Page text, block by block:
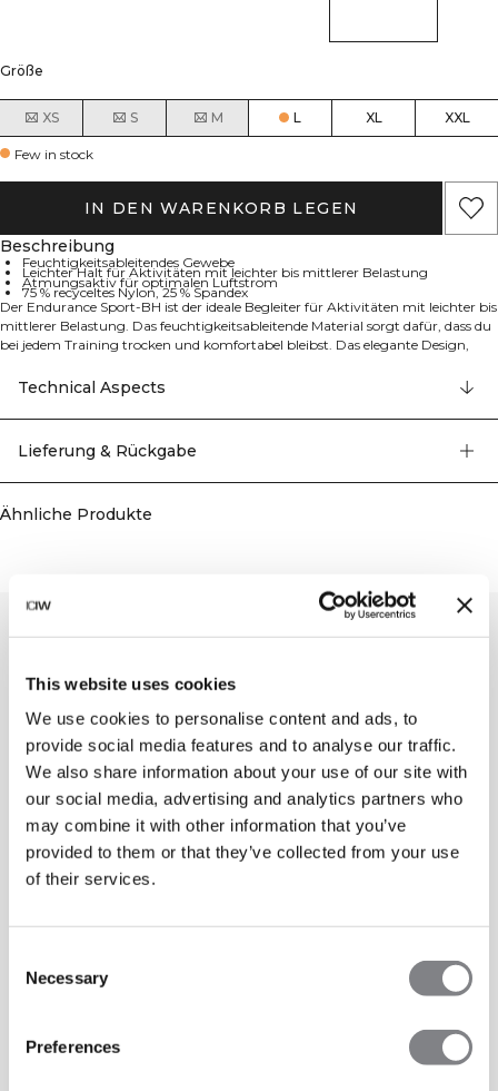
This website uses cookies
We use cookies to personalise content and ads, to
provide social media features and to analyse our traffic.
We also share information about your use of our site with
our social media, advertising and analytics partners who
may combine it with other information that you’ve
provided to them or that they’ve collected from your use
of their services.
Selection
Necessary
Preferences
Größe
XS S M L XL XXL
Few in stock
IN DEN WARENKORB LEGEN
Beschreibung
Feuchtigkeitsableitendes Gewebe
Leichter Halt für Aktivitäten mit leichter bis mittlerer Belastung
Atmungsaktiv für optimalen Luftstrom
75 % recyceltes Nylon, 25 % Spandex
Der Endurance Sport-BH ist der ideale Begleiter für Aktivitäten mit leichter bis
mittlerer Belastung. Das feuchtigkeitsableitende Material sorgt dafür, dass du
bei jedem Training trocken und komfortabel bleibst. Das elegante Design,
einen eleganten Look, mit dem du dich mit vollem Selbstvertrauen bewegen
kannst. Feuchtigkeitsableitendes Gewebe hält dich kühl und trocken. Perfekt
für Aktivitäten mit leichter bis mittlerer Belastung. Sorgt für einen schlanken
Trainings. 75% recyceltes Nylon, 25% Elastan.
Technical Aspects
Lieferung & Rückgabe
Ähnliche Produkte